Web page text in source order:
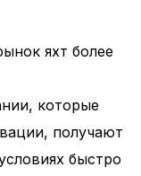
яхт более
которые
получают
быстро